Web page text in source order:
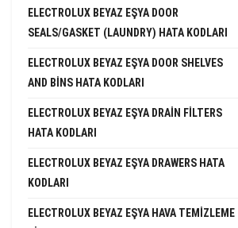
ELECTROLUX BEYAZ EŞYA DOOR
SEALS/GASKET (LAUNDRY) HATA KODLARI
ELECTROLUX BEYAZ EŞYA DOOR SHELVES
AND BINS HATA KODLARI
ELECTROLUX BEYAZ EŞYA DRAIN FILTERS
HATA KODLARI
ELECTROLUX BEYAZ EŞYA DRAWERS HATA
KODLARI
ELECTROLUX BEYAZ EŞYA HAVA TEMIZLEME